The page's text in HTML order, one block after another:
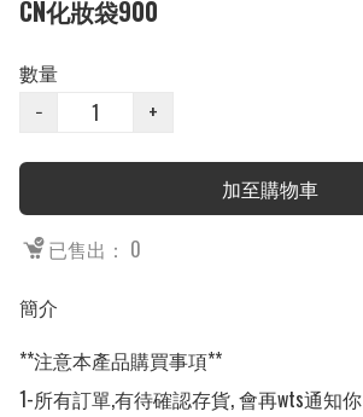
CN化妝袋900
數量
−
+
加至購物車
已售出： 0
簡介
**注意本產品購買事項**
1-所有訂單,有待確認存貨, 會再wts通知你